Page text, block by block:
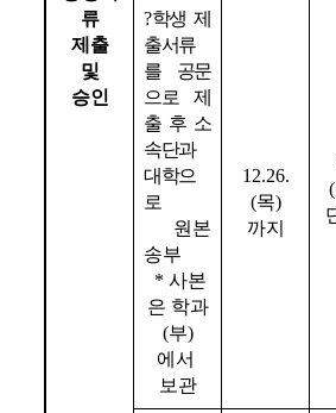
류
제출
및
승인
?학생 제
출서류
를 공문
으로 제
출 후 소
속단과
대학으
로
원본
송부
* 사본
은 학과
(부)
에서
보관
12.26.
(목)
까지
(